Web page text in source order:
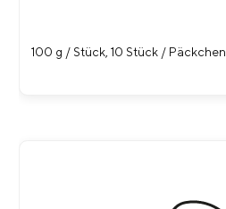
100 g / Stück, 10 Stück / Päckchen